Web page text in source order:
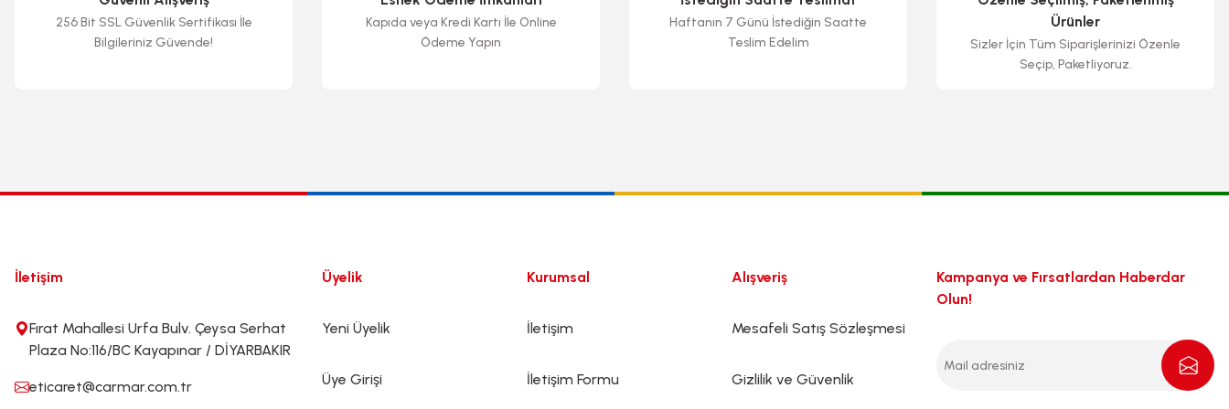
256 Bit SSL Güvenlik Sertifikası İle
Bilgileriniz Güvende!
Kapıda veya Kredi Kartı İle Online
Ödeme Yapın
Haftanın 7 Günü İstediğin Saatte
Teslim Edelim
Ürünler
Sizler İçin Tüm Siparişlerinizi Özenle
Seçip, Paketliyoruz.
İletişim
Fırat Mahallesi Urfa Bulv. Çeysa Serhat
Plaza No:116/BC Kayapınar / DİYARBAKIR
eticaret@carmar.com.tr
Üyelik
Yeni Üyelik
Üye Girişi
Kurumsal
İletişim
İletişim Formu
Alışveriş
Mesafeli Satış Sözleşmesi
Gizlilik ve Güvenlik
Kampanya ve Fırsatlardan Haberdar
Olun!